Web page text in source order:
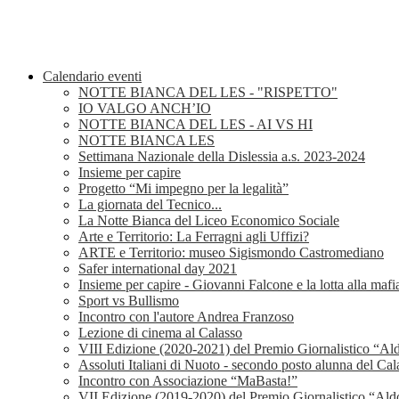
Calendario eventi
NOTTE BIANCA DEL LES - "RISPETTO"
IO VALGO ANCH’IO
NOTTE BIANCA DEL LES - AI VS HI
NOTTE BIANCA LES
Settimana Nazionale della Dislessia a.s. 2023-2024
Insieme per capire
Progetto “Mi impegno per la legalità”
La giornata del Tecnico...
La Notte Bianca del Liceo Economico Sociale
Arte e Territorio: La Ferragni agli Uffizi?
ARTE e Territorio: museo Sigismondo Castromediano
Safer international day 2021
Insieme per capire - Giovanni Falcone e la lotta alla
Sport vs Bullismo
Incontro con l'autore Andrea Franzoso
Lezione di cinema al Calasso
VIII Edizione (2020-2021) del Premio Giornalistico
Assoluti Italiani di Nuoto - secondo posto alunna del
Incontro con Associazione “MaBasta!”